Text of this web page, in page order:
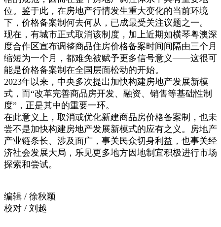
位。鉴于此，在房地产行情发生重大变化的当前环境
下，价格备案制何去何从，已成最受关注议题之一。
现在，有城市正式取消该制度，加上近期如横琴粤澳深
度合作区宣布调整商品住房价格备案时间间隔由三个月
缩短为一个月，都难免被赋予更多信号意义——这很可
能是价格备案制在全国层面松动的开始。
2023年以来，中央多次提出加快构建房地产发展新模
式，而“改革完善商品房开发、融资、销售等基础性制
度”，正是其中的重要一环。
在此意义上，取消或优化新建商品房价格备案制，也未
尝不是加快构建房地产发展新模式的应有之义。房地产
产业链条长、涉及面广，事关民众切身利益，也事关经
济社会发展大局，乐见更多地方因地制宜积极进行市场
探索和尝试。
编辑 / 徐秋颖
校对 / 刘越